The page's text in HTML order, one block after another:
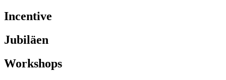
Incentive
Jubiläen
Workshops